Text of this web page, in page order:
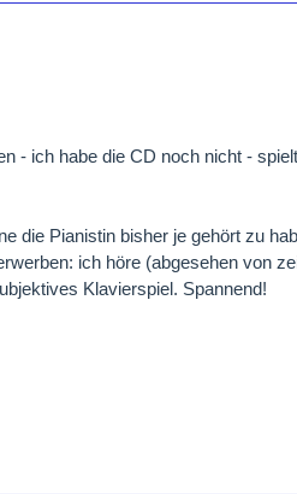
- ich habe die CD noch nicht -
die Pianistin bisher je gehört zu
ich höre (abgesehen von
Klavierspiel. Spannend!